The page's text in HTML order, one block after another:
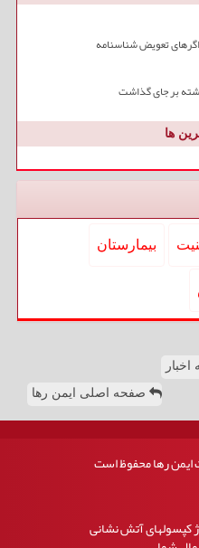
اگرهای تعویض شناسنامه
ها
بیمارستان
صفحه اصلی ایمن رها
کپسولهای آتش نشانی